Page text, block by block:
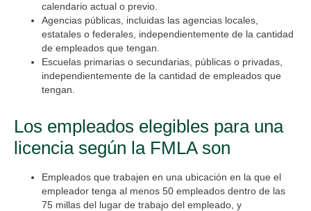
calendario actual o previo.
Agencias públicas, incluidas las agencias locales,
estatales o federales, independientemente de la cantidad
de empleados que tengan.
Escuelas primarias o secundarias, públicas o privadas,
independientemente de la cantidad de empleados que
tengan.
Los empleados elegibles para una
licencia según la FMLA son
Empleados que trabajen en una ubicación en la que el
empleador tenga al menos 50 empleados dentro de las
75 millas del lugar de trabajo del empleado, y